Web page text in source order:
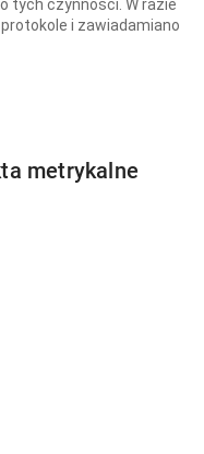
tych czynności. W razie
i zawiadamiano
metrykalne